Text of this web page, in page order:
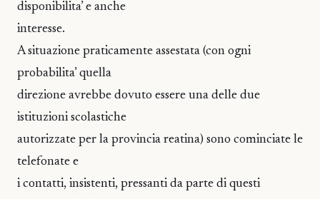
disponibilita’ e anche
interesse.
A situazione praticamente assestata (con ogni
probabilita’ quella
direzione avrebbe dovuto essere una delle due
istituzioni scolastiche
autorizzate per la provincia reatina) sono cominciate le
telefonate e
i contatti, insistenti, pressanti da parte di questi